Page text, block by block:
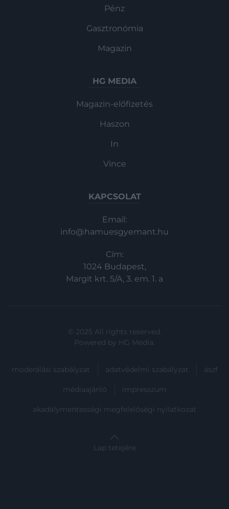
Pénz
Gasztronómia
Magazin
HG MEDIA
Magazin-előfizetés
Haszon
In
Vince
KAPCSOLAT
Email:
info@hamuesgyemant.hu
Cím:
1024 Budapest,
Margit krt. 5/A, 3. em. 1. a
© 2025 All rights reserved.
Powered by HG Media.
moderálási szabályzat adatvédelmi szabályzat ászf
médiaajánló impresszum
akadálymentességi megfelelőségi nyilatkozat
Lap tetejére